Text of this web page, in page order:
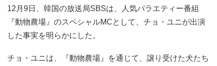
12月9日、韓国の放送局SBSは、人気バラエティー番組
『動物農場』のスペシャルMCとして、チョ・ユニが出演
した事実を明らかにした。
チョ・ユニは、『動物農場』を通じて、譲り受けた犬たち